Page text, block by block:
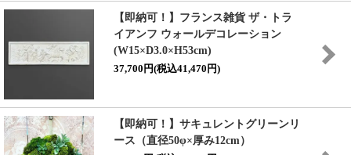
【即納可！】フランス雑貨 ザ・トラ
イアンフ ウォールデコレーション
(W15×D3.0×H53cm)
37,700円(税込41,470円)
【即納可！】サキュレントグリーンリ
ース（直径50φ×厚み12cm）